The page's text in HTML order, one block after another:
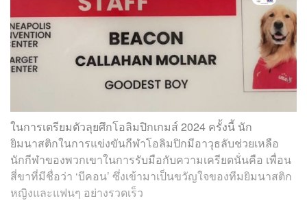
ในการเตรียมตัวลุยศึกโอลิมปิกเกมส์ 2024 ครั้งนี้ นัก
ยิมนาสติกในการแข่งขันกีฬาโอลิมปิกมีอาวุธลับช่วยเหลือ
นักกีฬาของพวกเขาในการรับมือกับความเครียดนั่นคือ เพื่อน
สี่ขาที่มีชื่อว่า ‘บีคอน’ ซึ่งเข้ามาเป็นขวัญใจของทีมยิมนาสติก
หญิงและแฟนๆ อย่างรวดเร็ว